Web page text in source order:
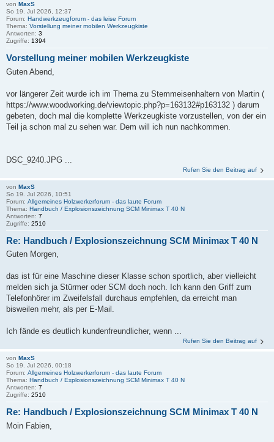
von MaxS
So 19. Jul 2026, 12:37
Forum: Handwerkzeugforum - das leise Forum
Thema: Vorstellung meiner mobilen Werkzeugkiste
Antworten: 3
Zugriffe: 1394
Vorstellung meiner mobilen Werkzeugkiste
Guten Abend,
vor längerer Zeit wurde ich im Thema zu Stemmeisenhaltern von Martin (
https://www.woodworking.de/viewtopic.php?p=163132#p163132 ) darum
gebeten, doch mal die komplette Werkzeugkiste vorzustellen, von der ein
Teil ja schon mal zu sehen war. Dem will ich nun nachkommen.
DSC_9240.JPG ...
Rufen Sie den Beitrag auf
von MaxS
So 19. Jul 2026, 10:51
Forum: Allgemeines Holzwerkerforum - das laute Forum
Thema: Handbuch / Explosionszeichnung SCM Minimax T 40 N
Antworten: 7
Zugriffe: 2510
Re: Handbuch / Explosionszeichnung SCM Minimax T 40 N
Guten Morgen,
das ist für eine Maschine dieser Klasse schon sportlich, aber vielleicht
melden sich ja Stürmer oder SCM doch noch. Ich kann den Griff zum
Telefonhörer im Zweifelsfall durchaus empfehlen, da erreicht man
bisweilen mehr, als per E-Mail.
Ich fände es deutlich kundenfreundlicher, wenn ...
Rufen Sie den Beitrag auf
von MaxS
So 19. Jul 2026, 00:18
Forum: Allgemeines Holzwerkerforum - das laute Forum
Thema: Handbuch / Explosionszeichnung SCM Minimax T 40 N
Antworten: 7
Zugriffe: 2510
Re: Handbuch / Explosionszeichnung SCM Minimax T 40 N
Moin Fabien,